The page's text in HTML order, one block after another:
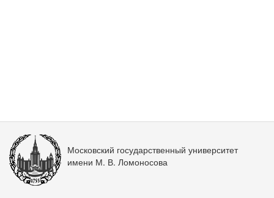
Московский государственный университет
имени М. В. Ломоносова